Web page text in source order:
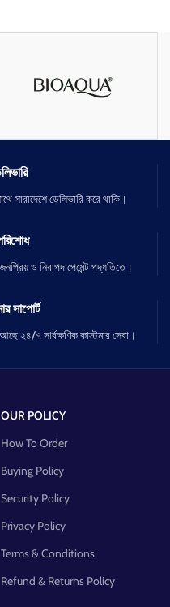
সারাদেশে ডেলিভারি করে থাকি।
ও নিরাপদ পেমেন্ট পদ্ধতিতে।
সাপোর্ট
২৪/৭ সার্বক্ষণিক কাস্টমার সেবা।
OUR POLICY
How To Order
Buying Policy
Security Policy
Privacy Policy
Terms & Conditions
Refund & Returns Policy